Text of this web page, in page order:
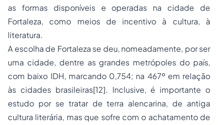
as formas disponíveis e operadas na cidade de
Fortaleza, como meios de incentivo à cultura, à
literatura.
A escolha de Fortaleza se deu, nomeadamente, por ser
uma cidade, dentre as grandes metrópoles do país,
com baixo IDH, marcando 0,754; na 467º em relação
às cidades brasileiras[12]. Inclusive, é importante o
estudo por se tratar de terra alencarina, de antiga
cultura literária, mas que sofre com o achatamento de